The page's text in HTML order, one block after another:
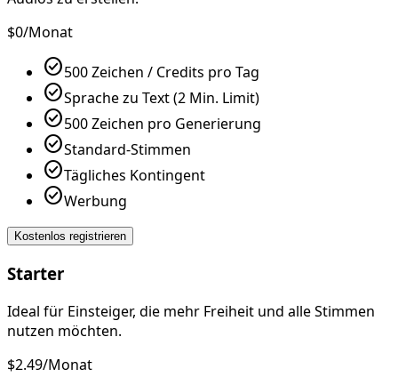
$0/Monat
check_circle500 Zeichen / Credits pro Tag
check_circleSprache zu Text (2 Min. Limit)
check_circle500 Zeichen pro Generierung
check_circleStandard-Stimmen
check_circleTägliches Kontingent
check_circleWerbung
Kostenlos registrieren
Starter
Ideal für Einsteiger, die mehr Freiheit und alle Stimmen
nutzen möchten.
$2.49/Monat